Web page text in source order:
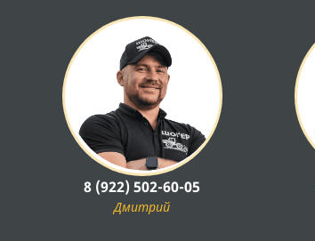
8 (922) 502-60-05
Дмитрий